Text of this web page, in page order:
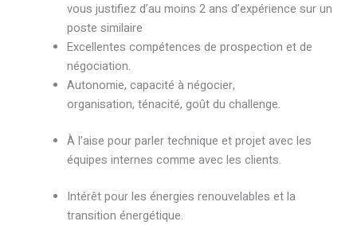
vous justifiez d’au moins 2 ans d’expérience sur un
poste similaire
Excellentes compétences de prospection et de
négociation.
Autonomie, capacité à négocier,
organisation, ténacité, goût du challenge.
À l’aise pour parler technique et projet avec les
équipes internes comme avec les clients.
Intérêt pour les énergies renouvelables et la
transition énergétique.